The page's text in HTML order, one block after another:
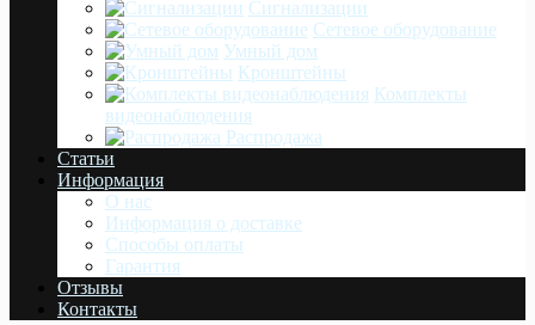
Сигнализации
Сетевое оборудование
Умный дом
Кронштейны
Комплекты
видеонаблюдения
Распродажа
Статьи
Информация
О нас
Информация о доставке
Cпособы оплаты
Гарантия
Отзывы
Контакты